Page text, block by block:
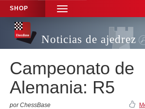
SHOP
TOGGLE
NAVIGATION
Noticias de ajedrez
Campeonato de
Alemania: R5
por ChessBase